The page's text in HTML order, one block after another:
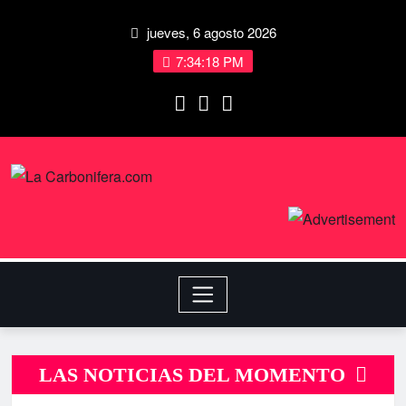
jueves, 6 agosto 2026
7:34:18 PM
LAS NOTICIAS DEL MOMENTO